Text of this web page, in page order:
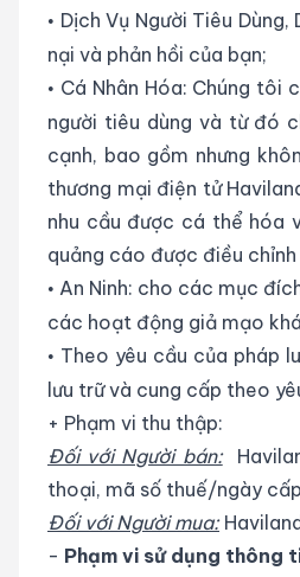
• Dịch Vụ Người Tiêu
nại và phản hồi của bạn;
• Cá Nhân Hóa: Chúng
người tiêu dùng và từ đó
cạnh, bao gồm nhưng
thương mại điện tử
nhu cầu được cá thể hóa
quảng cáo được điều
• An Ninh: cho các mục
các hoạt động giả mạo
• Theo yêu cầu của pháp
lưu trữ và cung cấp theo
+ Phạm vi thu thập:
Đối với Người bán:
thoại, mã số thuế/ngày
Đối với Người mua:
- Phạm vi sử dụng thông